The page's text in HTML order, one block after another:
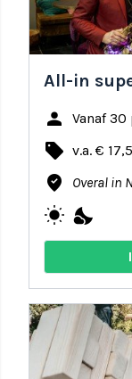
All-in
person Vanaf 30
local_offer v.a. €
where_to_vote Overal in
wb_sunny nights_stay